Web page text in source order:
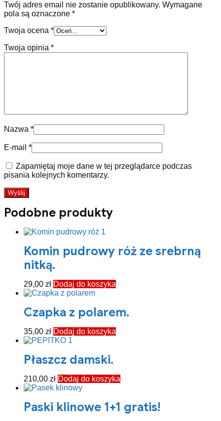
Twój adres email nie zostanie opublikowany. Wymagane
pola są oznaczone *
Twoja ocena *
Twoja opinia *
Nazwa *
E-mail *
Zapamiętaj moje dane w tej przeglądarce podczas
pisania kolejnych komentarzy.
Podobne produkty
Komin pudrowy róż ze srebrną
nitką.
29,00 zł Dodaj do koszyka
Czapka z polarem.
35,00 zł Dodaj do koszyka
Płaszcz damski.
210,00 zł Dodaj do koszyka
Paski klinowe 1+1 gratis!